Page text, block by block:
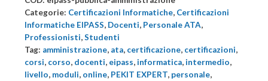
-
EIPASS
Pubblica
Amministrazione
quantità
Categorie: Certificazioni Informatiche, Certificazioni
Informatiche EIPASS, Docenti, Personale ATA,
Professionisti,Studenti
Tag: amministrazione, ata, certificazione, certificazioni,
corsi, corso, docenti, eipass, informatica, intermedio,
livello, moduli, online, PEKIT EXPERT, personale,